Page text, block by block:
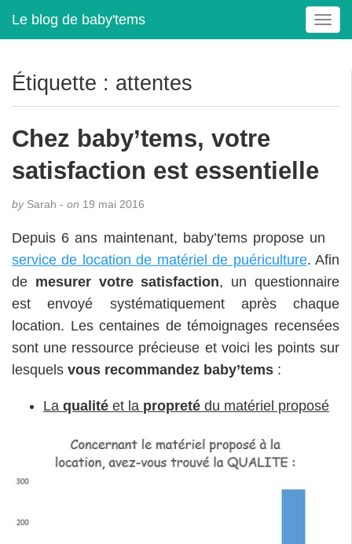
Le blog de baby'tems
T
o
e
i
o
n
Étiquette : attentes
Chez baby’tems, votre
satisfaction est essentielle
bySarah - on 19 mai 2016
Depuis 6 ans maintenant, baby’tems propose un
service de location de matériel de puériculture. Afin
de mesurer votre satisfaction, un questionnaire
est envoyé systématiquement après chaque
location. Les centaines de témoignages recensées
sont une ressource précieuse et voici les points sur
lesquels vous recommandez baby’tems :
La qualité et la propreté du matériel proposé